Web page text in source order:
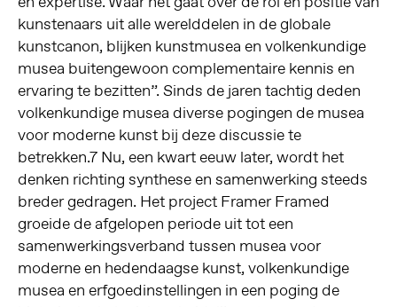
kunstenaars uit alle werelddelen in de globale
kunstcanon, blijken kunstmusea en volkenkundige
musea buitengewoon complementaire kennis en
ervaring te bezitten”. Sinds de jaren tachtig deden
volkenkundige musea diverse pogingen de musea
voor moderne kunst bij deze discussie te
betrekken.7Nu, een kwart eeuw later, wordt het
denken richting synthese en samenwerking steeds
breder gedragen. Het project Framer Framed
groeide de afgelopen periode uit tot een
samenwerkingsverband tussen musea voor
moderne en hedendaagse kunst, volkenkundige
musea en erfgoedinstellingen in een poging de